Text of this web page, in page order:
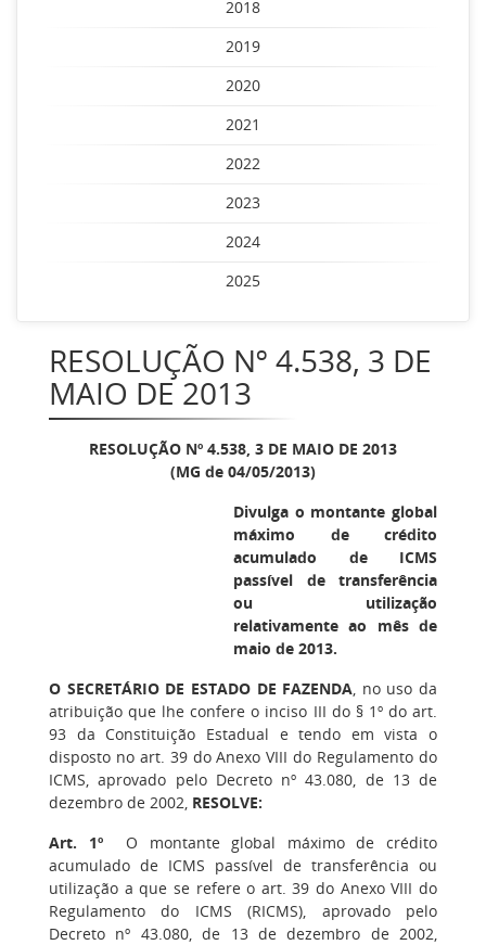
2018
2019
2020
2021
2022
2023
2024
2025
RESOLUÇÃO Nº 4.538, 3 DE
MAIO DE 2013
RESOLUÇÃO Nº 4.538, 3 DE MAIO DE 2013
(MG de 04/05/2013)
Divulga o montante global
máximo de crédito
acumulado de ICMS
passível de transferência
ou utilização
relativamente ao mês de
maio de 2013.
O SECRETÁRIO DE ESTADO DE FAZENDA, no uso da
atribuição que lhe confere o inciso III do § 1º do art.
93 da Constituição Estadual e tendo em vista o
disposto no art. 39 do Anexo VIII do Regulamento do
ICMS, aprovado pelo Decreto nº 43.080, de 13 de
dezembro de 2002, RESOLVE:
Art. 1ºO montante global máximo de crédito
acumulado de ICMS passível de transferência ou
utilização a que se refere o art. 39 do Anexo VIII do
Regulamento do ICMS (RICMS), aprovado pelo
Decreto nº 43.080, de 13 de dezembro de 2002,